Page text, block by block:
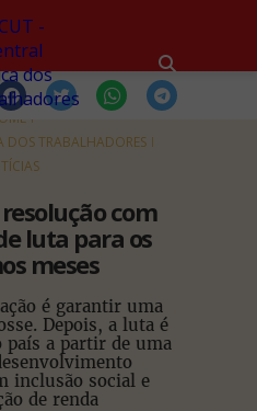
DOS TRABALHADORES
com
luta para os
meses
é garantir uma
Depois, a luta é
a partir de uma
inclusão social e
de renda